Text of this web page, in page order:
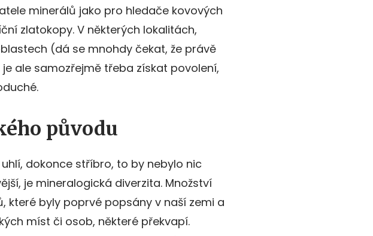
minerálů jako pro hledače kovových
zlatokopy. V některých lokalitách,
(dá se mnohdy čekat, že právě
ale samozřejmě třeba získat povolení,
původu
uhlí, dokonce stříbro, to by nebylo nic
je mineralogická diverzita. Množství
které byly poprvé popsány v naší zemi a
míst či osob, některé překvapí.